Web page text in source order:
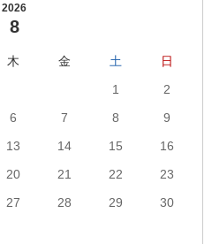
2026
8
木 金 土
日
1
2
6 7 8
9
13 14 15
16
20 21 22
23
27 28 29
30